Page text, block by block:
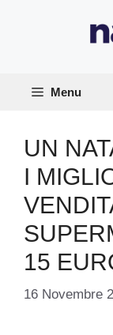
Menu
UN
I
15
16 Novembre